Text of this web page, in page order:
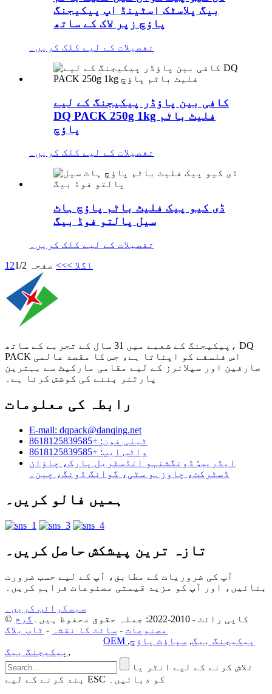
بیگ پلاسٹک اسٹینڈ اپ پیکیجنگ
پاؤچ زپر لاک کے ساتھ
تفصیلات کے لیے کلک کریں۔
کافی بین پاؤڈر پیکیجنگ کے لیے
DQ PACK 250g 1kg فلیٹ باٹم
پاؤچ
تفصیلات کے لیے کلک کریں۔
ڈی کیو پیک فلیٹ باٹم پاؤچ ہاٹ
سیل پالتو فوڈ بیگ
تفصیلات کے لیے کلک کریں۔
1 2 اگلا >>> صفحہ 1/2
پیکیجنگ کے شعبے میں 31 سال کے تجربے کے ساتھ، DQ
PACK اس فلسفے کو اپناتا ہے، جس کا مقصد عالمی
صارفین اور سپلائرز کے لیے مقامی مارکیٹ سے بہترین
پارٹنر بننے کی کوشش کرنا ہے۔
رابطہ کی معلومات
E-mail: dqpack@danqing.net
ٹیلی فون: +8618125839585
واٹس ایپ: +8618125839585
ایڈریس: ڈونگشنہو انڈسٹریل پارک، چاؤان
ڈسٹرکٹ، چاوزہو سٹی، گوانگ ڈونگ، چین۔
ہمیں فالو کریں۔
تازہ ترین پیشکش حاصل کریں۔
آپ کی ضروریات کے مطابق، آپ کے لیے حسب ضرورت
بنائیں، اور آپ کو مزید قیمتی مصنوعات فراہم کریں۔
سبسکرائب کریں۔
© کاپی رائٹ - 2010-2022: جملہ حقوق محفوظ ہیں۔
گرم
مصنوعات - سائٹ کا نقشہ - ٹاپ بلاگ
OEM پیکیجنگ بیگ, سپاؤٹ پاؤچ,
پیکیجنگ بیگ ,
تلاش کرنے کے لیے انٹر یا
بند کرنے کے لیے ESC کو دبائیں۔